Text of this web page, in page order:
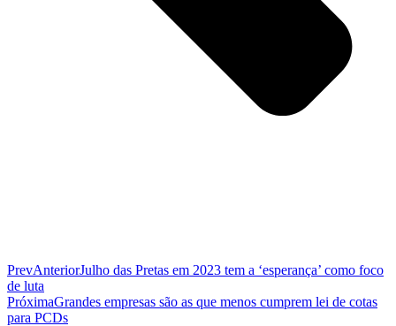
PrevAnteriorJulho das Pretas em 2023 tem a ‘esperança’ como foco
de luta
PróximaGrandes empresas são as que menos cumprem lei de cotas
para PCDs